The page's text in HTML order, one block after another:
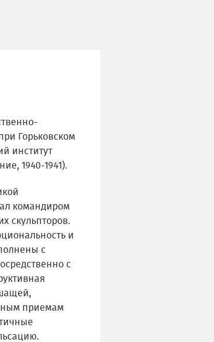
Горьковском
институт
1940-1941).
командиром
скульпторов.
и
с
с
приемам